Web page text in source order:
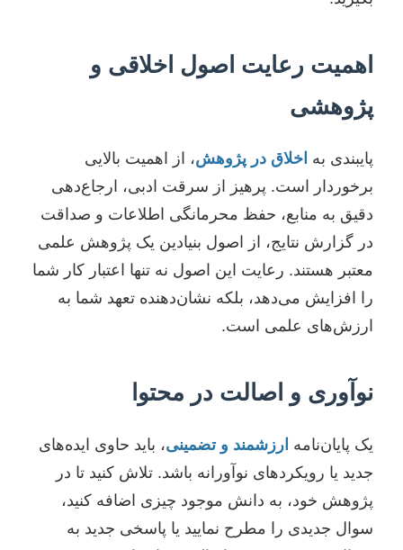
اهمیت رعایت اصول اخلاقی و
پژوهشی
پایبندی بهاخلاق در پژوهش، از اهمیت بالایی
برخوردار است. پرهیز از سرقت ادبی، ارجاع‌دهی
دقیق به منابع، حفظ محرمانگی اطلاعات و صداقت
در گزارش نتایج، از اصول بنیادین یک پژوهش علمی
معتبر هستند. رعایت این اصول نه تنها اعتبار کار شما
را افزایش می‌دهد، بلکه نشان‌دهنده تعهد شما به
ارزش‌های علمی است.
نوآوری و اصالت در محتوا
یک پایان‌نامهارزشمند و تضمینی، باید حاوی ایده‌های
جدید یا رویکردهای نوآورانه باشد. تلاش کنید تا در
پژوهش خود، به دانش موجود چیزی اضافه کنید،
سوال جدیدی را مطرح نمایید یا پاسخی جدید به